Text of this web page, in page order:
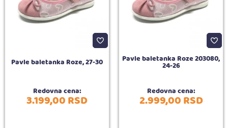
Pavle baletanka Roze, 27-30
Redovna cena:
3.199,00RSD
Pavle baletanka Roze 203080,
24-26
Redovna cena:
2.999,00RSD